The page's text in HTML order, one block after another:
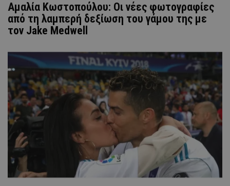
Αμαλία Κωστοπούλου: Οι νέες φωτογραφίες
από τη λαμπερή δεξίωση του γάμου της με
τον Jake Medwell